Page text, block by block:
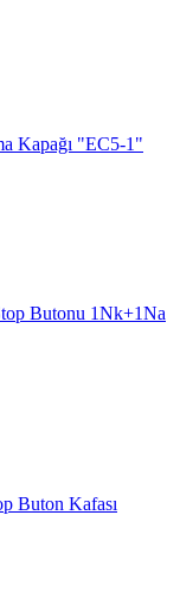
Kapağı "EC5-1"
Butonu 1Nk+1Na
Buton Kafası